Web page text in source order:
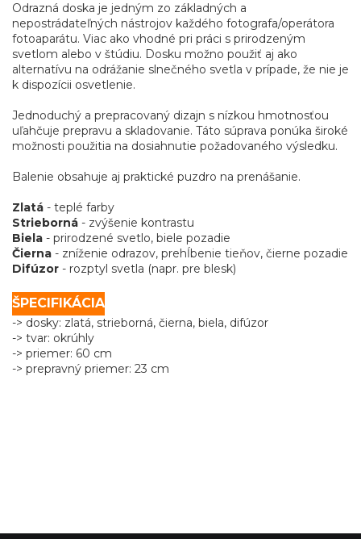
Odrazná doska je jedným zo základných a
nepostrádateľných nástrojov každého fotografa/operátora
fotoaparátu. Viac ako vhodné pri práci s prirodzeným
svetlom alebo v štúdiu. Dosku možno použiť aj ako
alternatívu na odrážanie slnečného svetla v prípade, že nie je
k dispozícii osvetlenie.
Jednoduchý a prepracovaný dizajn s nízkou hmotnosťou
uľahčuje prepravu a skladovanie. Táto súprava ponúka široké
možnosti použitia na dosiahnutie požadovaného výsledku.
Balenie obsahuje aj praktické puzdro na prenášanie.
Zlatá - teplé farby
Strieborná - zvýšenie kontrastu
Biela - prirodzené svetlo, biele pozadie
Čierna - zníženie odrazov, prehĺbenie tieňov, čierne pozadie
Difúzor - rozptyl svetla (napr. pre blesk)
ŠPECIFIKÁCIA
-> dosky: zlatá, strieborná, čierna, biela, difúzor
-> tvar: okrúhly
-> priemer: 60 cm
-> prepravný priemer: 23 cm